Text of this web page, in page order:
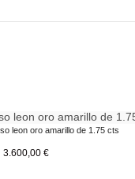
leon oro amarillo de 1.75 cts
3.600,00 €